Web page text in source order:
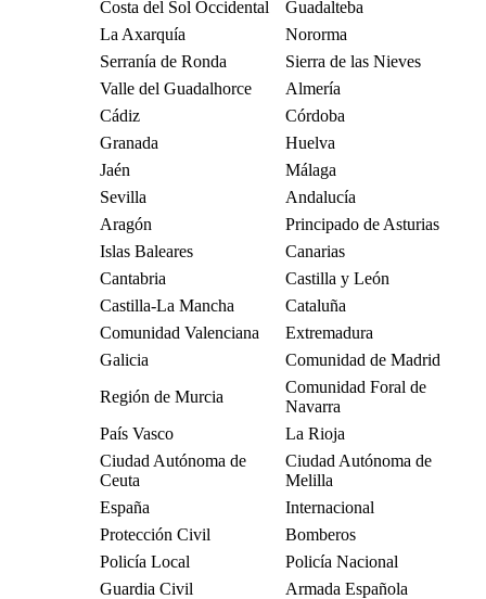
Costa del Sol Occidental
Guadalteba
La Axarquía
Nororma
Serranía de Ronda
Sierra de las Nieves
Valle del Guadalhorce
Almería
Cádiz
Córdoba
Granada
Huelva
Jaén
Málaga
Sevilla
Andalucía
Aragón
Principado de Asturias
Islas Baleares
Canarias
Cantabria
Castilla y León
Castilla-La Mancha
Cataluña
Comunidad Valenciana
Extremadura
Galicia
Comunidad de Madrid
Región de Murcia
Comunidad Foral de
Navarra
País Vasco
La Rioja
Ciudad Autónoma de
Ceuta
Ciudad Autónoma de
Melilla
España
Internacional
Protección Civil
Bomberos
Policía Local
Policía Nacional
Guardia Civil
Armada Española